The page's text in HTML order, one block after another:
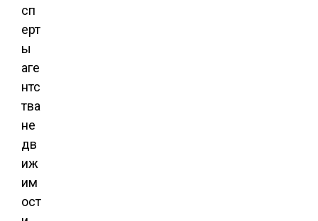
сп
ерт
ы
аге
нтс
тва
не
дв
иж
им
ост